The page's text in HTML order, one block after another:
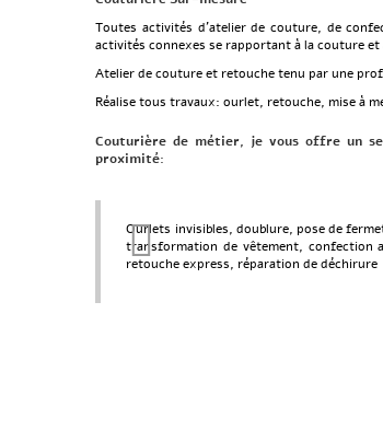
Toutes activités d’atelier de couture, de
activités connexes se rapportant à la couture
Atelier de couture et retouche tenu par une
Réalise tous travaux: ourlet, retouche, mise à
Couturière de métier, je vous offre un
proximité:
Ourlets invisibles, doublure, pose de
transformation de vêtement, confection
retouche express,réparation de déchirure